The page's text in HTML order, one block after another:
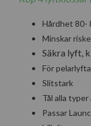
Hårdhet 80-
Minskar
Säkra lyft,
För
Slitstark
Tål alla typer
Passar